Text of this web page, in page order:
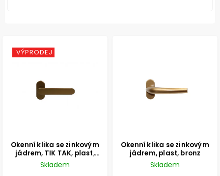
VÝPRODEJ
Okenní klika se zinkovým
jádrem, TIK TAK, plast,
bronz
Skladem
Okenní klika se zinkovým
jádrem, plast, bronz
Skladem